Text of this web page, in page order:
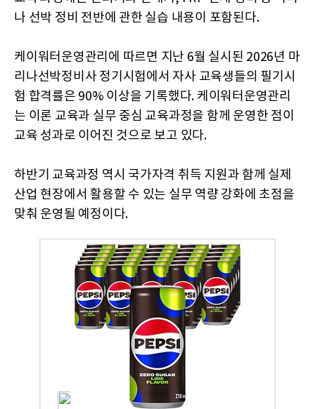
나 선박 정비 전반에 관한 실습 내용이 포함된다.
케이워터운영관리에 따르면 지난 6월 실시된 2026년 마
리나선박정비사 정기시험에서 자사 교육생들의 필기시
험 합격률은 90% 이상을 기록했다. 케이워터운영관리
는 이론 교육과 실무 중심 교육과정을 함께 운영한 점이
교육 성과로 이어진 것으로 보고 있다.
하반기 교육과정 역시 국가자격 취득 지원과 함께 실제
산업 현장에서 활용할 수 있는 실무 역량 강화에 초점을
맞춰 운영될 예정이다.